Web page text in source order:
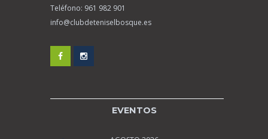
Teléfono: 961 982 901
info@clubdeteniselbosque.es
EVENTOS